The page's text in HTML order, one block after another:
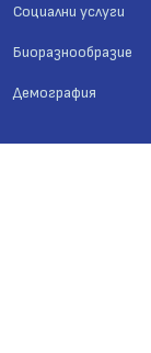
Социални услуги
Биоразнообразие
Демография